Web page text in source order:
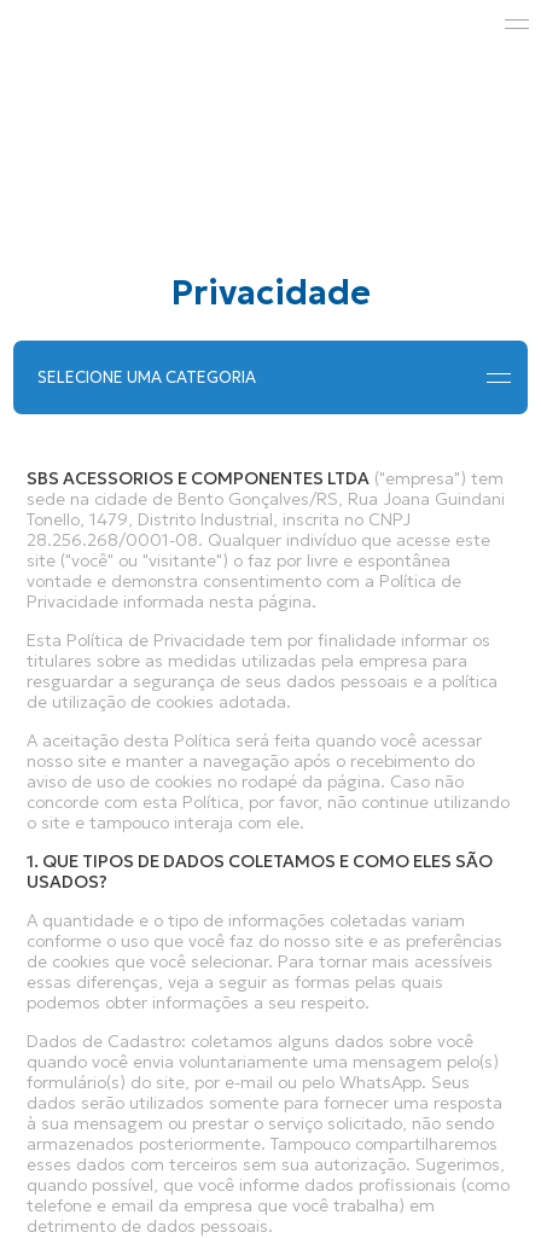
Privacidade
SELECIONE UMA CATEGORIA
SBS ACESSORIOS E COMPONENTES LTDA ("empresa") tem
sede na cidade de Bento Gonçalves/RS, Rua Joana Guindani
Tonello, 1479, Distrito Industrial, inscrita no CNPJ
28.256.268/0001-08. Qualquer indivíduo que acesse este
site ("você" ou "visitante") o faz por livre e espontânea
vontade e demonstra consentimento com a Política de
Privacidade informada nesta página.
Esta Política de Privacidade tem por finalidade informar os
titulares sobre as medidas utilizadas pela empresa para
resguardar a segurança de seus dados pessoais e a política
de utilização de cookies adotada.
A aceitação desta Política será feita quando você acessar
nosso site e manter a navegação após o recebimento do
aviso de uso de cookies no rodapé da página. Caso não
concorde com esta Política, por favor, não continue utilizando
o site e tampouco interaja com ele.
1. QUE TIPOS DE DADOS COLETAMOS E COMO ELES SÃO
USADOS?
A quantidade e o tipo de informações coletadas variam
conforme o uso que você faz do nosso site e as preferências
de cookies que você selecionar. Para tornar mais acessíveis
essas diferenças, veja a seguir as formas pelas quais
podemos obter informações a seu respeito.
Dados de Cadastro: coletamos alguns dados sobre você
quando você envia voluntariamente uma mensagem pelo(s)
formulário(s) do site, por e-mail ou pelo WhatsApp. Seus
dados serão utilizados somente para fornecer uma resposta
à sua mensagem ou prestar o serviço solicitado, não sendo
armazenados posteriormente. Tampouco compartilharemos
esses dados com terceiros sem sua autorização. Sugerimos,
quando possível, que você informe dados profissionais (como
telefone e email da empresa que você trabalha) em
detrimento de dados pessoais.